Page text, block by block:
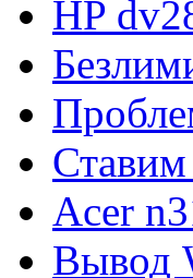
HP
Acer
Вывод